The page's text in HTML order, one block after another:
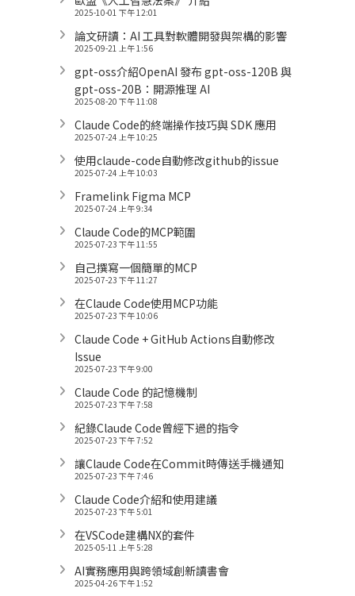
2025-10-01 下午 12:01
論文研讀：AI 工具對軟體開發與架構的影響
2025-09-21 上午 1:56
gpt-oss介紹OpenAI 發布 gpt-oss-120B 與
gpt-oss-20B：開源推理 AI
2025-08-20 下午 11:08
Claude Code的終端操作技巧與 SDK 應用
2025-07-24 上午 10:25
使用claude-code自動修改github的issue
2025-07-24 上午 10:03
Framelink Figma MCP
2025-07-24 上午 9:34
Claude Code的MCP範圍
2025-07-23 下午 11:55
自己撰寫一個簡單的MCP
2025-07-23 下午 11:27
在Claude Code使用MCP功能
2025-07-23 下午 10:06
Claude Code + GitHub Actions自動修改
Issue
2025-07-23 下午 9:00
Claude Code 的記憶機制
2025-07-23 下午 7:58
紀錄Claude Code曾經下過的指令
2025-07-23 下午 7:52
讓Claude Code在Commit時傳送手機通知
2025-07-23 下午 7:46
Claude Code介紹和使用建議
2025-07-23 下午 5:01
在VSCode建構NX的套件
2025-05-11 上午 5:28
AI實務應用與跨領域創新讀書會
2025-04-26 下午 1:52